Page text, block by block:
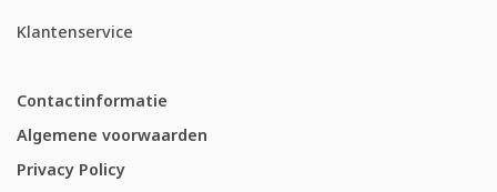
Klantenservice
Contactinformatie
Algemene voorwaarden
Privacy Policy